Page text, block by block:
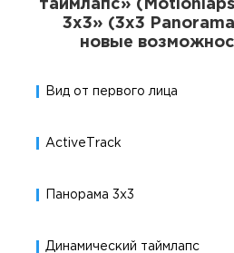
таймлапс»
3x3» (3x3
новые
Вид от первого лица
ActiveTrack
Панорама 3x3
Динамический таймлапс